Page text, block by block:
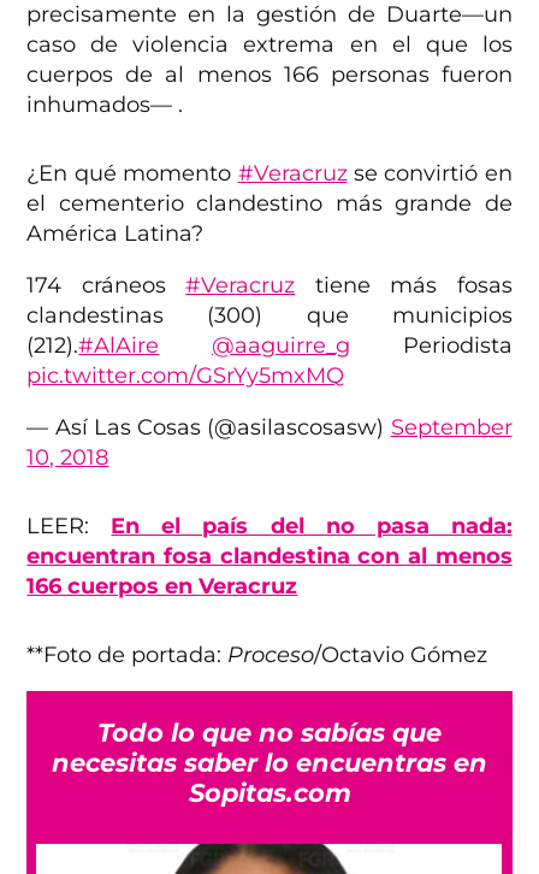
precisamente en la gestión de Duarte—un
caso de violencia extrema en el que los
cuerpos de al menos 166 personas fueron
inhumados— .
¿En qué momento #Veracruzse convirtió en
el cementerio clandestino más grande de
América Latina?
174 cráneos#Veracruz tiene más fosas
clandestinas (300) que municipios
(212).#AlAire @aaguirre_g Periodista
pic.twitter.com/GSrYy5mxMQ
— Así Las Cosas (@asilascosasw) September
10, 2018
LEER: En el país del no pasa nada:
encuentran fosa clandestina con al menos
166 cuerpos en Veracruz
**Foto de portada: Proceso/Octavio Gómez
Todo lo que no sabías que
necesitas saber lo encuentras en
Sopitas.com